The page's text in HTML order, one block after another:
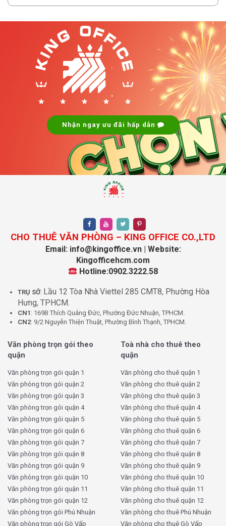
.
.
Nhận ngay ưu đãi hấp dẫn
CHO THUÊ VĂN PHÒNG – KING OFFICE CO.,LTD
Email: info@kingoffice.vn | Website:
Kingofficehcm.com
Hotline:0902.3222.58
TRỤ SỞ: Lầu 12 Tòa Nhà Viettel 285 CMT8, Phường Hòa
Hưng, TPHCM.
CN1 : 169B Thích Quảng Đức, Phường Đức Nhuận, TPHCM.
CN2: 9/2 Nguyễn Thiện Thuật, Phường Bình Thạnh, TPHCM.
Văn phòng trọn gói theo
quận
Văn phòng trọn gói quận 1
Văn phòng trọn gói quận 2
Văn phòng trọn gói quận 3
Văn phòng trọn gói quận 4
Văn phòng trọn gói quận 5
Văn phòng trọn gói quận 6
Văn phòng trọn gói quận 7
Văn phòng trọn gói quận 8
Văn phòng trọn gói quận 9
Văn phòng trọn gói quận 10
Văn phòng trọn gói quận 11
Văn phòng trọn gói quận 12
Văn phòng trọn gói Phú Nhuận
Văn phòng trọn gói Gò Vấp
Toà nhà cho thuê theo
quận
Văn phòng cho thuê quận 1
Văn phòng cho thuê quận 2
Văn phòng cho thuê quận 3
Văn phòng cho thuê quận 4
Văn phòng cho thuê quận 5
Văn phòng cho thuê quận 6
Văn phòng cho thuê quận 7
Văn phòng cho thuê quận 8
Văn phòng cho thuê quận 9
Văn phòng cho thuê quận 10
Văn phòng cho thuê quận 11
Văn phòng cho thuê quận 12
Văn phòng cho thuê Phú Nhuận
Văn phòng cho thuê Gò Vấp